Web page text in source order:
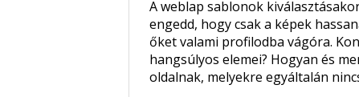
A weblap sablonok
engedd, hogy csak a képek
őket valami profilodba vágóra.
hangsúlyos elemei? Hogyan és
oldalnak, melyekre egyáltalán